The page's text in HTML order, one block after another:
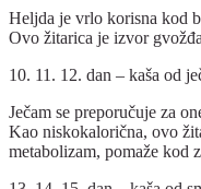
Heljda je vrlo korisna kod
Ovo žitarica je izvor
10. 11. 12. dan – kaša od
Ječam se preporučuje za
Kao niskokalorična, ovo
metabolizam, pomaže kod